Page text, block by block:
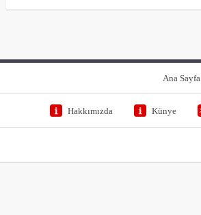
Ana Sayfa
Hakkımızda Künye